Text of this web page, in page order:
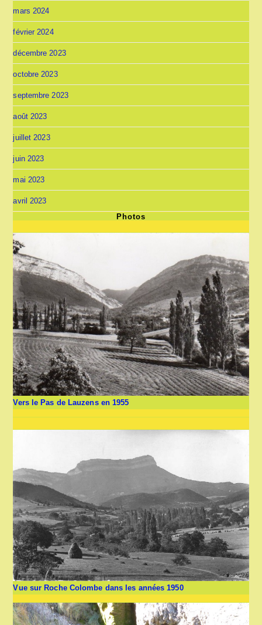
mars 2024
février 2024
décembre 2023
octobre 2023
septembre 2023
août 2023
juillet 2023
juin 2023
mai 2023
avril 2023
Photos
Vers le Pas de Lauzens en 1955
Vue sur Roche Colombe dans les années 1950